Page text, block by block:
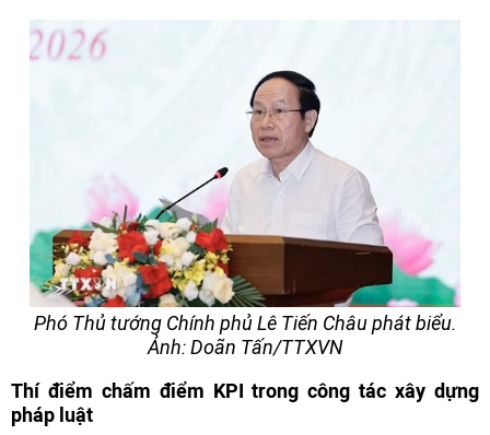
Phó Thủ tướng Chính phủ Lê Tiến Châu phát biểu.
Ảnh: Doãn Tấn/TTXVN
Thí điểm chấm điểm KPI trong công tác xây dựng
pháp luật